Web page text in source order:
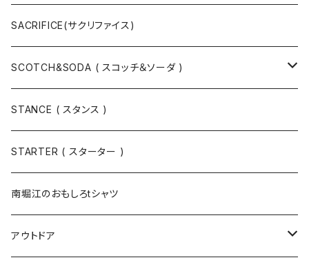
ベルト / サスペンダー
ニット
スウェット
Tシャツ / カットソー
半袖
長袖
手袋
ソックス
Tシャツ・カットソー
SACRIFICE(サクリファイス)
SCOTCH&SODA ( スコッチ＆ソーダ )
トップス
ボトムス
アウター
STANCE ( スタンス )
STARTER ( スターター )
南堀江のおもしろtシャツ
アウトドア